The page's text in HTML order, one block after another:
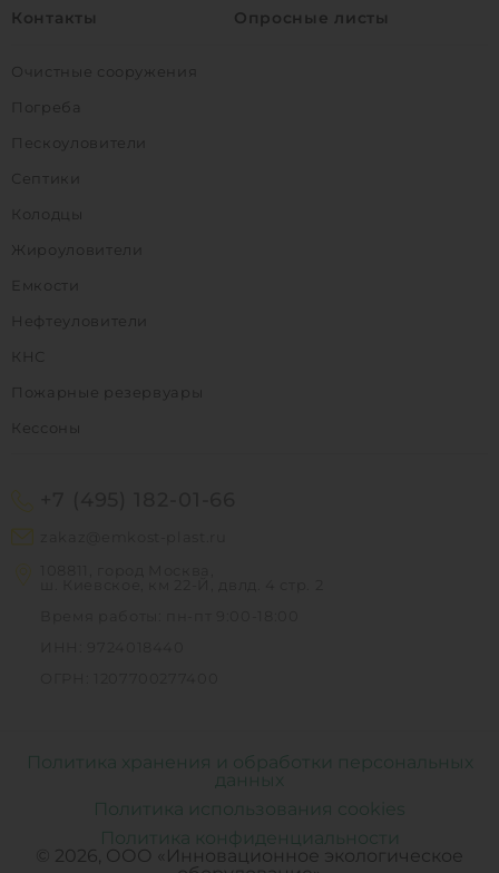
Контакты
Опросные листы
Очистные сооружения
Погреба
Пескоуловители
Септики
Колодцы
Жироуловители
Емкости
Нефтеуловители
КНС
Пожарные резервуары
Кессоны
Политика хранения и обработки персональных
данных
Политика использования cookies
Политика конфиденциальности
© 2026, ООО «Инновационное экологическое